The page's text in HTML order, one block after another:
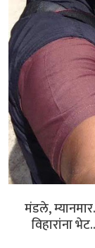
मंडले,
विहारांना